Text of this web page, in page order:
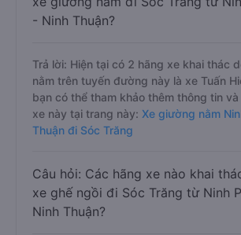
- Ninh Thuận?
Trả lời: Hiện tại có 2 hãng xe khai thác
nằm trên tuyến đường này là xe Tuấn
bạn có thể tham khảo thêm thông tin
xe này tại trang này: Xe giường nằm
Thuận đi Sóc Trăng
Câu hỏi: Các hãng xe nào khai
xe ghế ngồi đi Sóc Trăng từ Ninh
Ninh Thuận?